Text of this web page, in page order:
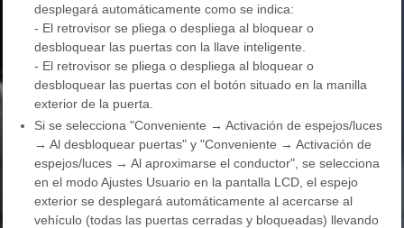
desplegará automáticamente como se indica:
- El retrovisor se pliega o despliega al bloquear o
desbloquear las puertas con la llave inteligente.
- El retrovisor se pliega o despliega al bloquear o
desbloquear las puertas con el botón situado en la manilla
exterior de la puerta.
Si se selecciona "Conveniente → Activación de espejos/luces
→ Al desbloquear puertas" y "Conveniente → Activación de
espejos/luces → Al aproximarse el conductor", se selecciona
en el modo Ajustes Usuario en la pantalla LCD, el espejo
exterior se desplegará automáticamente al acercarse al
vehículo (todas las puertas cerradas y bloqueadas) llevando